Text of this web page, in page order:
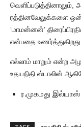
ரத்தினவேலுக்களை
‘மாமன்னன்’
என்பதை
எல்லாம் மாறும் என்ற
உதயநிதி ஸ்டாலின்
ர.முகமது இல்யாஸ்